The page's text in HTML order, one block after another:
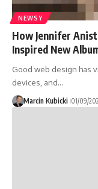
NEWSY
How Jennifer
Inspired New
Good web design has
devices, and…
Marcin Kubicki 01/09/